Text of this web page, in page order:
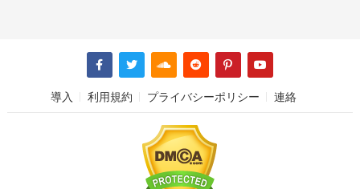
導入 利用規約 プライバシーポリシー 連絡